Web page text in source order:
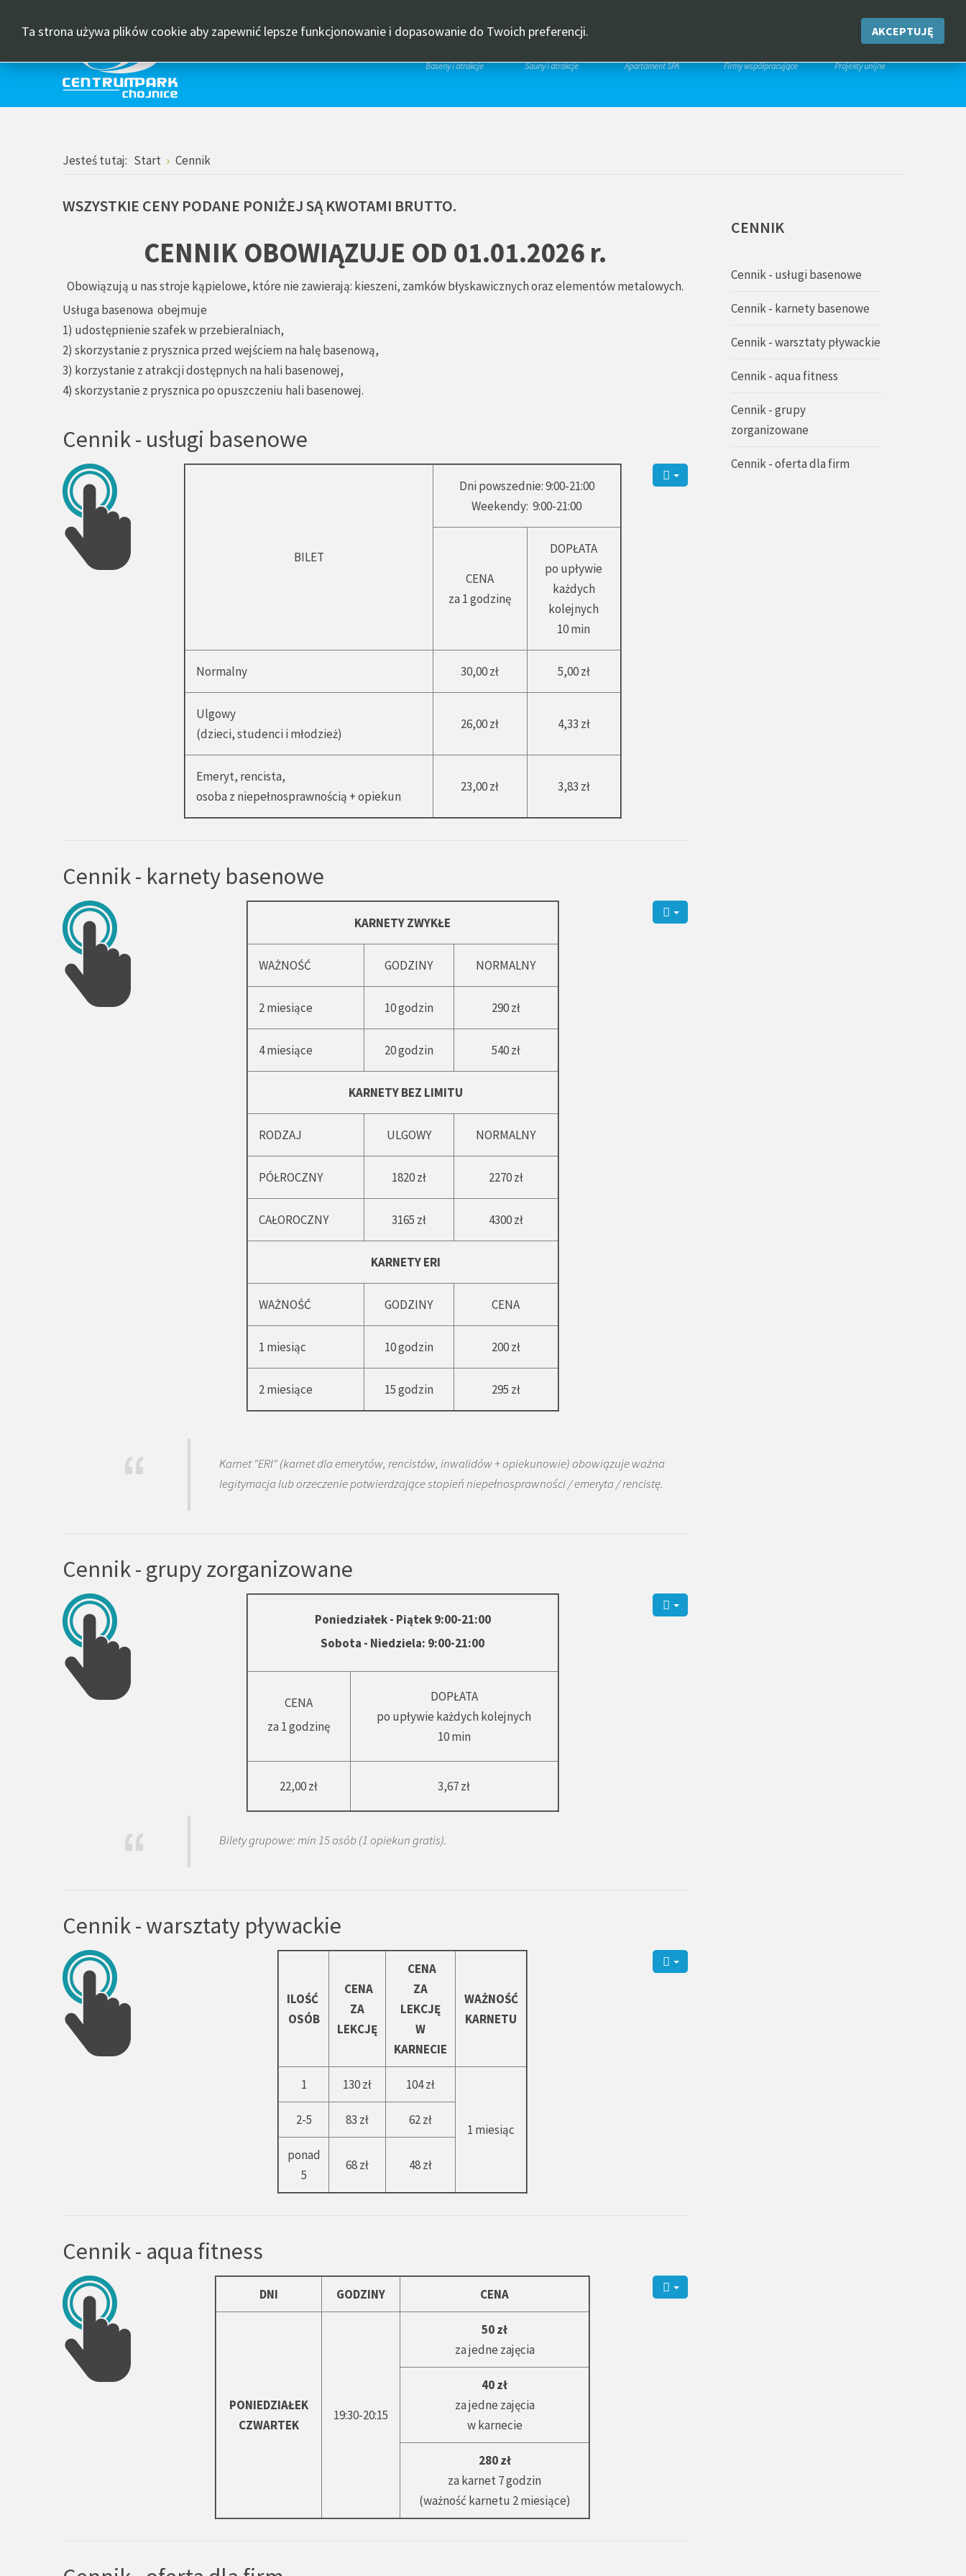
MODE MODECONTRAST
BLACK
MODE
CONTRAST
BLACK
MODE
CONTRAST
YELLOW
MODE
LAYOUTLAYOUT SMALLER
FONT
DEFAULT
FONT
LARGER
FONT
Baseny i atrakcje Sauny i atrakcje Apartament SPA Firmy współpracujące Projekty unijne
Jesteś tutaj: Start Cennik
WSZYSTKIE CENY PODANE PONIŻEJSĄ KWOTAMI BRUTTO.
CENNIK OBOWIĄZUJE OD 01.01.2026 r.
Obowiązują u nas stroje kąpielowe, które nie zawierają: kieszeni, zamków błyskawicznych oraz elementów metalowych.
Usługa basenowa obejmuje
1) udostępnienie szafek w przebieralniach,
2) skorzystanie z prysznica przed wejściem na halę basenową,
3) korzystanie z atrakcji dostępnych na hali basenowej,
4) skorzystanie z prysznica po opuszczeniu hali basenowej.
Cennik - usługi basenowe
BILET
Dni powszednie: 9:00-21:00
Weekendy: 9:00-21:00
CENA
za 1 godzinę
DOPŁATA
po upływie
każdych
kolejnych
10 min
Normalny 30,00 zł 5,00 zł
Ulgowy
(dzieci, studenci i młodzież)
26,00 zł 4,33 zł
Emeryt, rencista,
osoba z niepełnosprawnością + opiekun
23,00 zł 3,83 zł
Cennik - karnety basenowe
KARNETY ZWYKŁE
WAŻNOŚĆ GODZINY NORMALNY
2 miesiące 10 godzin 290 zł
4 miesiące 20 godzin 540 zł
KARNETY BEZ LIMITU
RODZAJ ULGOWY NORMALNY
PÓŁROCZNY 1820 zł 2270 zł
CAŁOROCZNY 3165 zł 4300 zł
KARNETY ERI
WAŻNOŚĆ GODZINY CENA
1 miesiąc 10 godzin 200 zł
2 miesiące 15 godzin 295 zł
Karnet "ERI" (karnet dla emerytów, rencistów, inwalidów + opiekunowie) obowiązuje ważna
legitymacja lub orzeczenie potwierdzające stopień niepełnosprawności / emeryta / rencistę.
Cennik - grupy zorganizowane
Poniedziałek - Piątek 9:00-21:00
Sobota - Niedziela: 9:00-21:00
CENA
za 1 godzinę
DOPŁATA
po upływie każdych kolejnych
10 min
22,00 zł 3,67 zł
Bilety grupowe: min 15 osób (1 opiekun gratis).
Cennik - warsztaty pływackie
ILOŚĆ
OSÓB
CENA
ZA
LEKCJĘ
CENA
ZA
LEKCJĘ
W
KARNECIE
WAŻNOŚĆ
KARNETU
1 130 zł 104 zł
1 miesiąc
2-5 83 zł 62 zł
ponad
5
68 zł 48 zł
Cennik - aqua fitness
DNI GODZINY CENA
PONIEDZIAŁEK
CZWARTEK
19:30-20:15
50 zł
za jedne zajęcia
40 zł
za jedne zajęcia
w karnecie
280 zł
za karnet 7 godzin
(ważność karnetu 2 miesiące)
CENNIK
Cennik - usługi basenowe
Cennik - karnety basenowe
Cennik - warsztaty pływackie
Cennik - aqua fitness
Cennik - grupy
zorganizowane
Cennik - oferta dla firm
Ta strona używa plików cookie aby zapewnić lepsze funkcjonowanie i dopasowanie do Twoich preferencji. AKCEPTUJĘ